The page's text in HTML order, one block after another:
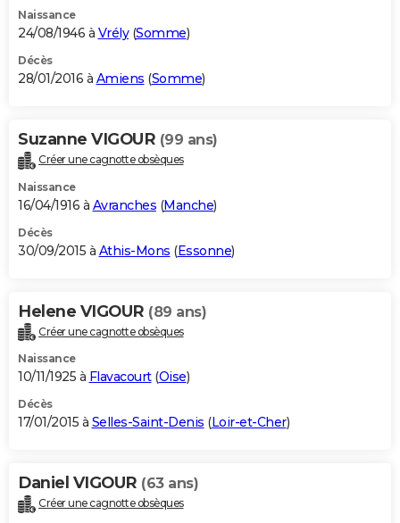
Naissance
24/08/1946 à Vrély(Somme)
Décès
28/01/2016 à Amiens (Somme)
Suzanne VIGOUR (99 ans)
Créer une cagnotte obsèques
Naissance
16/04/1916 à Avranches (Manche)
Décès
30/09/2015 à Athis-Mons (Essonne)
Helene VIGOUR (89 ans)
Créer une cagnotte obsèques
Naissance
10/11/1925 à Flavacourt(Oise)
Décès
17/01/2015 à Selles-Saint-Denis (Loir-et-Cher)
Daniel VIGOUR (63 ans)
Créer une cagnotte obsèques